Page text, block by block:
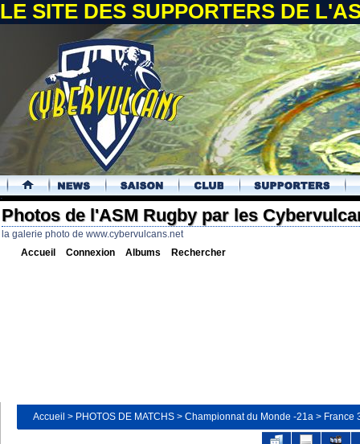
LE SITE DES SUPPORTERS DE
.
Photos de l'ASM Rugby par les
la galerie photo de www.cybervulcans.net
Accueil Connexion Albums Rechercher
Accueil > PHOTOS DE MATCHS > Championnat du Monde -21a > France